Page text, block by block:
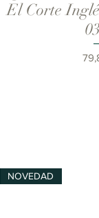
El Corte
NOVEDAD